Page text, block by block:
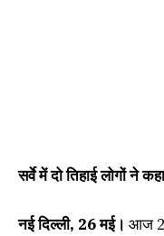
सर्वे में दो तिहाई लोगों ने
नई दिल्ली, 26 मई। आज